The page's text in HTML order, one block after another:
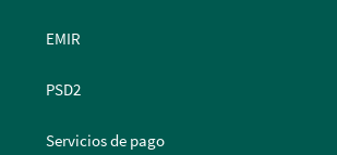
EMIR
PSD2
Servicios de pago